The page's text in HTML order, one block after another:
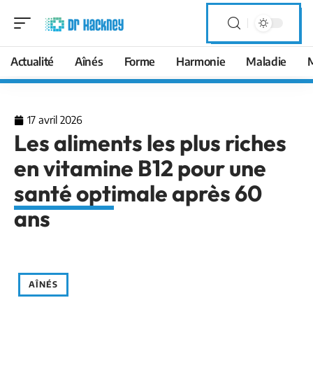
Actualité Aînés Forme Harmonie Maladie
17 avril 2026
Les aliments les plus riches
en vitamine B12 pour une
santé optimale après 60
ans
AÎNÉS